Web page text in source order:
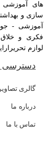
های آموزشی -
سازی و
آموزشی -
فکری و خلاق -
لوازم
دسترسی
گالری تصاویر
درباره ما
تماس با ما